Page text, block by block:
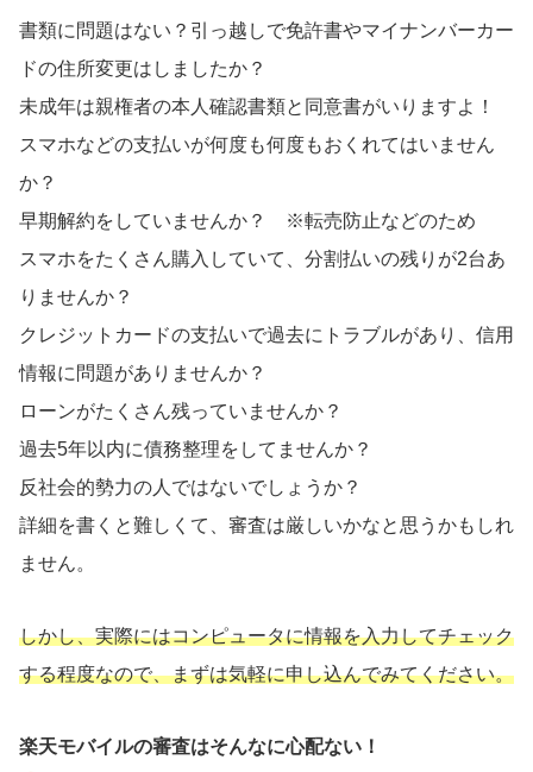
書類に問題はない？引っ越しで免許書やマイナンバーカー
ドの住所変更はしましたか？
未成年は親権者の本人確認書類と同意書がいりますよ！
スマホなどの支払いが何度も何度もおくれてはいません
か？
早期解約をしていませんか？ ※転売防止などのため
スマホをたくさん購入していて、分割払いの残りが2台あ
りませんか？
クレジットカードの支払いで過去にトラブルがあり、信用
情報に問題がありませんか？
ローンがたくさん残っていませんか？
過去5年以内に債務整理をしてませんか？
反社会的勢力の人ではないでしょうか？
詳細を書くと難しくて、審査は厳しいかなと思うかもしれ
ません。
しかし、実際にはコンピュータに情報を入力してチェック
する程度なので、まずは気軽に申し込んでみてください。
楽天モバイルの審査はそんなに心配ない！